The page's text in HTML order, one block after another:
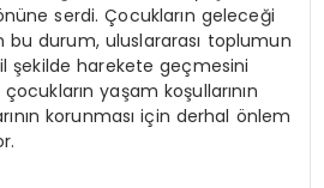
serdi. Çocukların geleceği
durum, uluslararası toplumun
şekilde harekete geçmesini
yaşam koşullarının
korunması için derhal önlem